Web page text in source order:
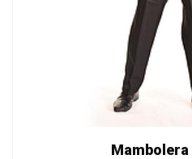
Mambolera